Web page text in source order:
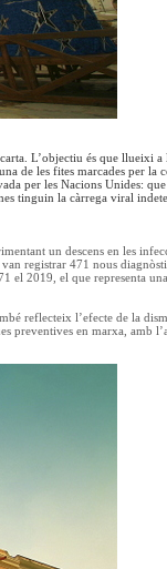
L’objectiu és que llueixi a
de les fites marcades per la
per les Nacions Unides:
tinguin la càrrega viral
un descens en les
registrar 471 nous
el 2019, el que representa una
reflecteix l’efecte de la
preventives en marxa, amb